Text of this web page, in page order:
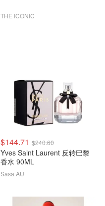
THE ICONIC
$144.71 $240.60
Yves Saint Laurent 反转巴黎
香水 90ML
Sasa AU